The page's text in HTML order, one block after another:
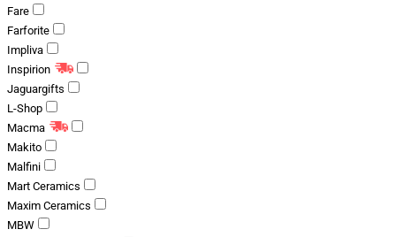
Fare
Farforite
Impliva
Inspirion
Jaguargifts
L-Shop
Macma
Makito
Malfini
Mart Ceramics
Maxim Ceramics
MBW